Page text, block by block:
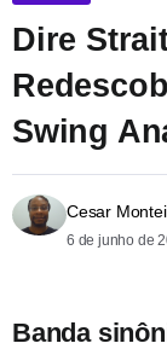
Dire
Swing
Cesar
6 de junho de
Banda